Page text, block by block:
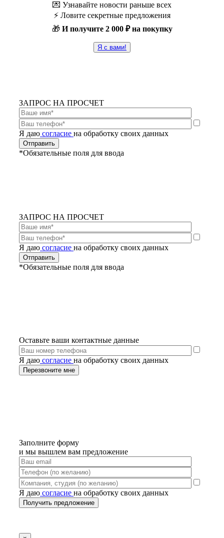
💌 Узнавайте новости раньше всех
⚡️ Ловите секретные предложения
🎁 И получите 2 000 ₽ на покупку
Я с вами!
ЗАПРОС НА ПРОСЧЕТ
Я даю согласие на обработку своих данных
*Обязательные поля для ввода
ЗАПРОС НА ПРОСЧЕТ
Я даю согласие на обработку своих данных
*Обязательные поля для ввода
Оставьте ваши контактные данные
Я даю согласие на обработку своих данных
Заполните форму
и мы вышлем вам предложение
Я даю согласие на обработку своих данных